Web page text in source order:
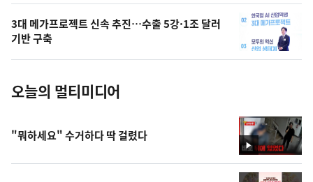
의
사
진
3대 메가프로젝트 신속 추진…수출 5강·1조 달러
기반 구축
오늘의 멀티미디어
영
상
"뭐하세요" 수거하다 딱 걸렸다